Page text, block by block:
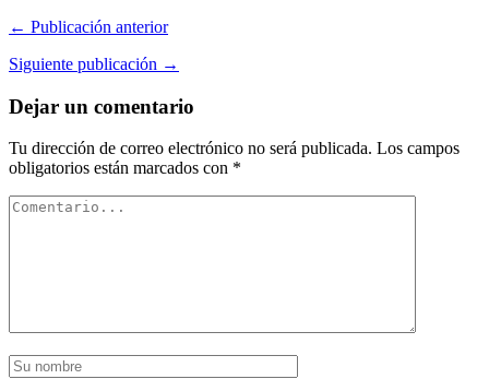
← Publicación anterior
Siguiente publicación →
Dejar un comentario
Tu dirección de correo electrónico no será publicada. Los campos
obligatorios están marcados con *